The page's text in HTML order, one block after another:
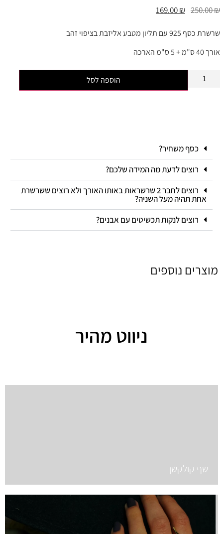
250.00₪
169.00₪
שרשרת כסף 925 עם תליון מטבע אליזבת בציפוי זהב
אורך 40 ס"מ + 5 ס"מ הארכה
הוספה לסל
כסף משחיר?
רוצים לדעת מה המידה שלכם?
רוצים לחבר 2 שרשראות באותו האורך ולא רוצים ששרשרת
אחת תהיה מעל השניה?
רוצים לנקות תכשיטים עם אבנים?
מוצרים נוספים
ניווט מהיר
שף קולקשן